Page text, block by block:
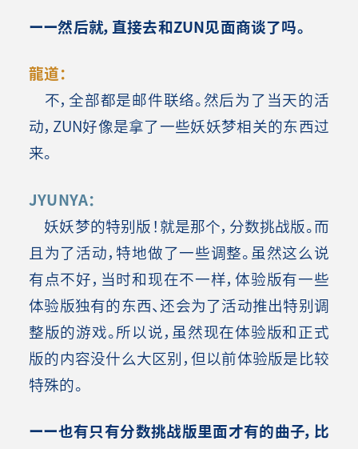
ーー然后就，直接去和ZUN见面商谈了吗。
龍道：
不，全部都是邮件联络。然后为了当天的活
动，ZUN好像是拿了一些妖妖梦相关的东西过
来。
JYUNYA：
妖妖梦的特别版！就是那个，分数挑战版。而
且为了活动，特地做了一些调整。虽然这么说
有点不好，当时和现在不一样，体验版有一些
体验版独有的东西、还会为了活动推出特别调
整版的游戏。所以说，虽然现在体验版和正式
版的内容没什么大区别，但以前体验版是比较
特殊的。
ーー也有只有分数挑战版里面才有的曲子，比